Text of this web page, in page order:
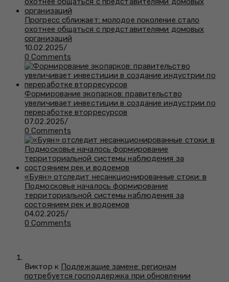
Прогресс сближает: молодое поколение стало
охотнее общаться с представителями домовых
организаций
10.02.2025/
0 Comments
Формирование экопарков: правительство
увеличивает инвестиции в создание индустрии по
переработке вторресурсов
07.02.2025/
0 Comments
«Буян» отследит несанкционированные стоки: в
Подмосковье началось формирование
территориальной системы наблюдения за
состоянием рек и водоемов
04.02.2025/
0 Comments
Виктор к Подлежащие замене: регионам
потребуется господдержка при обновлении